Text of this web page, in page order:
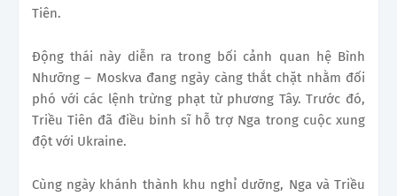
Tiên.
Động thái này diễn ra trong bối cảnh quan hệ Bình
Nhưỡng – Moskva đang ngày càng thắt chặt nhằm đối
phó với các lệnh trừng phạt từ phương Tây. Trước đó,
Triều Tiên đã điều binh sĩ hỗ trợ Nga trong cuộc xung
đột với Ukraine.
Cùng ngày khánh thành khu nghỉ dưỡng, Nga và Triều